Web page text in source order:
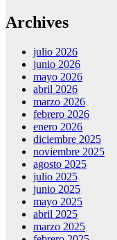
Archives
julio 2026
junio 2026
mayo 2026
abril 2026
marzo 2026
febrero 2026
enero 2026
diciembre 2025
noviembre 2025
agosto 2025
julio 2025
junio 2025
mayo 2025
abril 2025
marzo 2025